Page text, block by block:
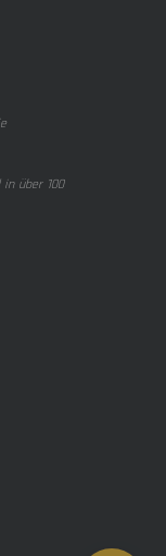
über 100